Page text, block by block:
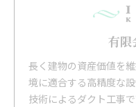
有限
長く建物の資産価値を
境に適合する高精度な
技術によるダクト工事